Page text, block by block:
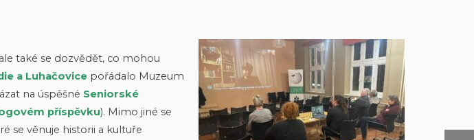
také se dozvědět, co mohou
a Luhačovicepořádalo Muzeum
na úspěšné Seniorské
příspěvku). Mimo jiné se
se věnuje historii a kultuře